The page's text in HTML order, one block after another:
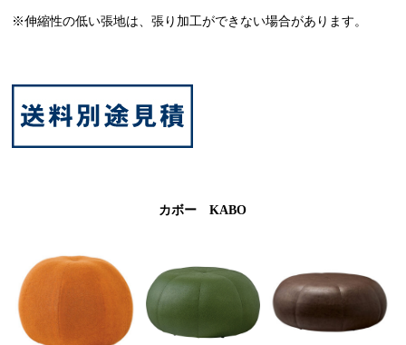
※伸縮性の低い張地は、張り加工ができない場合があります。
カボー KABO